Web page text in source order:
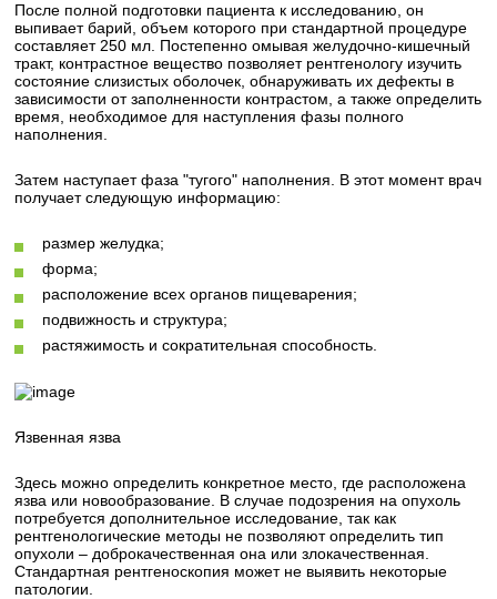
После полной подготовки пациента к исследованию, он
выпивает барий, объем которого при стандартной процедуре
составляет 250 мл. Постепенно омывая желудочно-кишечный
тракт, контрастное вещество позволяет рентгенологу изучить
состояние слизистых оболочек, обнаруживать их дефекты в
зависимости от заполненности контрастом, а также определить
время, необходимое для наступления фазы полного
наполнения.
Затем наступает фаза "тугого" наполнения. В этот момент врач
получает следующую информацию:
размер желудка;
форма;
расположение всех органов пищеварения;
подвижность и структура;
растяжимость и сократительная способность.
Язвенная язва
Здесь можно определить конкретное место, где расположена
язва или новообразование. В случае подозрения на опухоль
потребуется дополнительное исследование, так как
рентгенологические методы не позволяют определить тип
опухоли – доброкачественная она или злокачественная.
Стандартная рентгеноскопия может не выявить некоторые
патологии.